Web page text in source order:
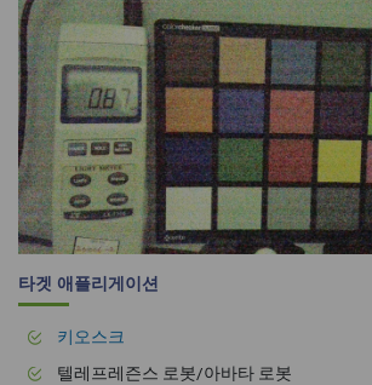
타겟 애플리게이션
키오스크
텔레프레즌스 로봇/아바타 로봇